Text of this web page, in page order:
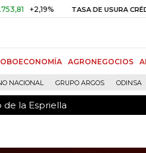
TASA DE USURA CRÉDITO
AGRONEGOCIOS
NACIONAL GRUPO ARGOS ODINSA
la Espriella
la Espriella